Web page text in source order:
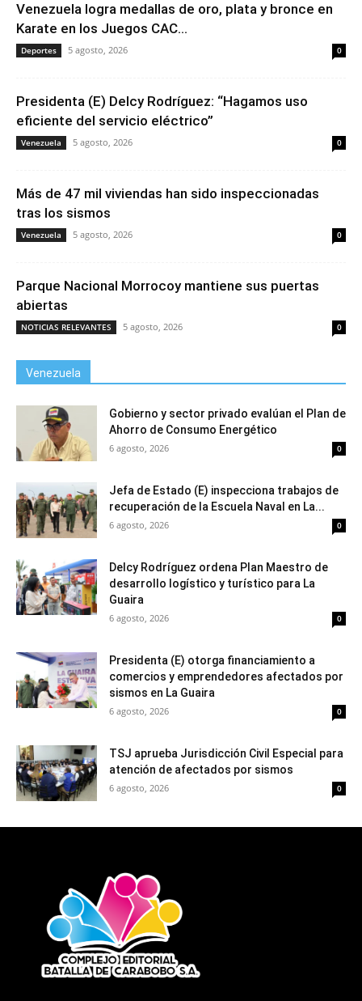
Venezuela logra medallas de oro, plata y bronce en
Karate en los Juegos CAC...
Deportes 5 agosto, 2026 0
Presidenta (E) Delcy Rodríguez: “Hagamos uso
eficiente del servicio eléctrico”
Venezuela 5 agosto, 2026 0
Más de 47 mil viviendas han sido inspeccionadas
tras los sismos
Venezuela 5 agosto, 2026 0
Parque Nacional Morrocoy mantiene sus puertas
abiertas
NOTICIAS RELEVANTES 5 agosto, 2026 0
Venezuela
Gobierno y sector privado evalúan el Plan de
Ahorro de Consumo Energético
6 agosto, 2026 0
Jefa de Estado (E) inspecciona trabajos de
recuperación de la Escuela Naval en La...
6 agosto, 2026 0
Delcy Rodríguez ordena Plan Maestro de
desarrollo logístico y turístico para La
Guaira
6 agosto, 2026 0
Presidenta (E) otorga financiamiento a
comercios y emprendedores afectados por
sismos en La Guaira
6 agosto, 2026 0
TSJ aprueba Jurisdicción Civil Especial para
atención de afectados por sismos
6 agosto, 2026 0